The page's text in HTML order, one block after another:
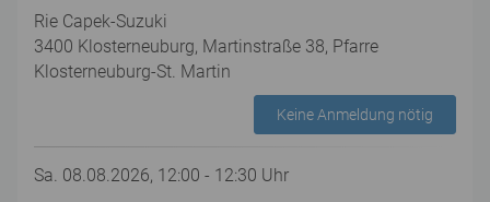
Rie Capek-Suzuki
3400 Klosterneuburg, Martinstraße 38, Pfarre
Klosterneuburg-St. Martin
Keine Anmeldung nötig
Sa. 08.08.2026, 12:00 - 12:30 Uhr